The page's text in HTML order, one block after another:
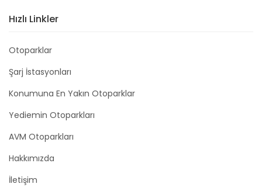
Hızlı Linkler
Otoparklar
Şarj İstasyonları
Konumuna En Yakın Otoparklar
Yediemin Otoparkları
AVM Otoparkları
Hakkımızda
İletişim